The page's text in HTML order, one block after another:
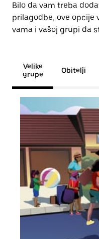
Bilo da vam treba
prilagodbe, ove opcije
vama i vašoj grupi da
Velike
grupe
Obitelji